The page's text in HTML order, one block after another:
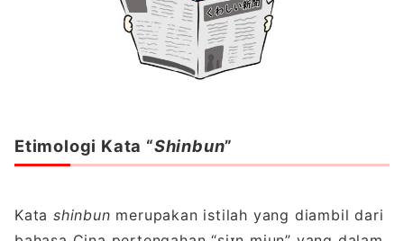
Etimologi Kata “Shinbun”
Kata shinbun merupakan istilah yang diambil dari